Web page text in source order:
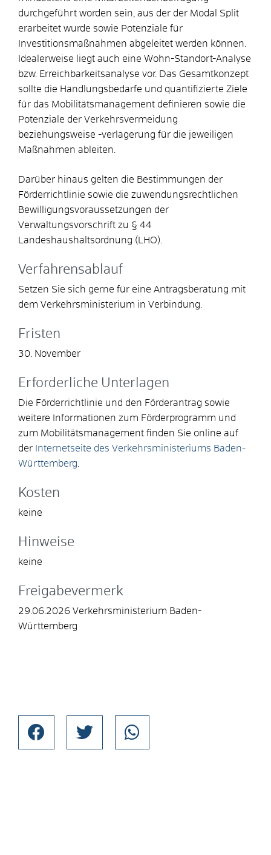
durchgeführt worden sein, aus der der Modal Split
erarbeitet wurde sowie Potenziale für
Investitionsmaßnahmen abgeleitet werden können.
Idealerweise liegt auch eine Wohn-Standort-Analyse
bzw. Erreichbarkeitsanalyse vor. Das Gesamtkonzept
sollte die Handlungsbedarfe und quantifizierte Ziele
für das Mobilitätsmanagement definieren sowie die
Potenziale der Verkehrsvermeidung
beziehungsweise -verlagerung für die jeweiligen
Maßnahmen ableiten.
Darüber hinaus gelten die Bestimmungen der
Förderrichtlinie sowie die zuwendungsrechtlichen
Bewilligungsvoraussetzungen der
Verwaltungsvorschrift zu § 44
Landeshaushaltsordnung (LHO).
Verfahrensablauf
Setzen Sie sich gerne für eine Antragsberatung mit
dem Verkehrsministerium in Verbindung.
Fristen
30. November
Erforderliche Unterlagen
Die Förderrichtlinie und den Förderantrag sowie
weitere Informationen zum Förderprogramm und
zum Mobilitätsmanagement finden Sie online auf
der Internetseite des Verkehrsministeriums Baden-
Württemberg
Kosten
keine
Hinweise
keine
Freigabevermerk
29.06.2026 Verkehrsministerium Baden-
Württemberg